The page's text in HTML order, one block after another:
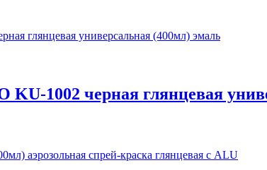
KU-1002 черная глянцевая